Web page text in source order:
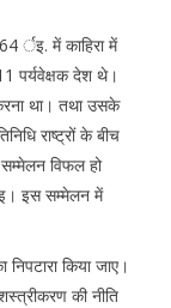
र्इ. में काहिरा में
पर्यवेक्षक देश थे।
था। तथा उसके
राष्ट्रों के बीच
विफल हो
इस सम्मेलन में
निपटारा किया जाए।
की नीति